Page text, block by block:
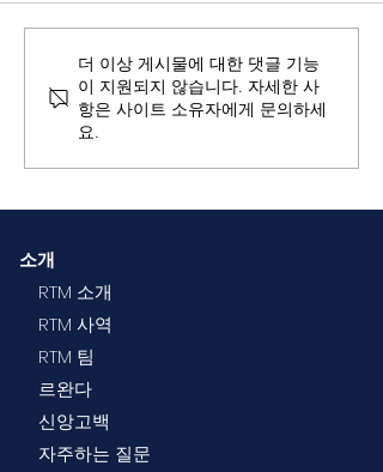
더 이상 게시물에 대한 댓글 기능
이 지원되지 않습니다. 자세한 사
항은 사이트 소유자에게 문의하세
요.
소개
RTM 소개
RTM 사역
RTM 팀
르완다
신앙고백
자주하는 질문